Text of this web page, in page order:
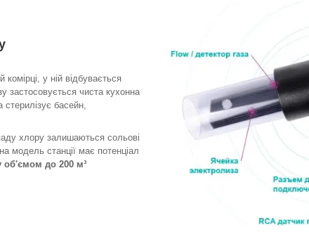
у ній відбувається
застосовується чиста кухонна
басейн,
хлору залишаються сольові
модель станції має потенціал
об'ємом до 200 м³